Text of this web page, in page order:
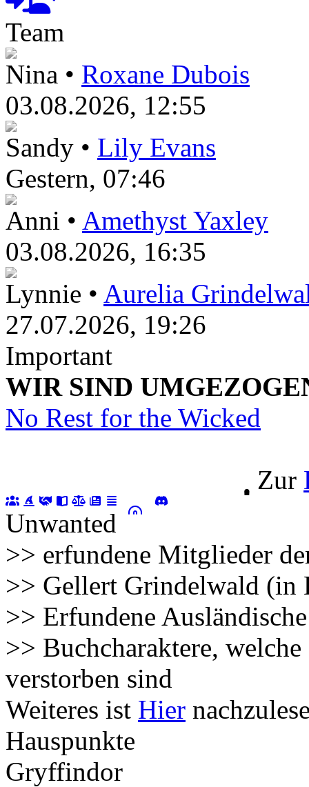
Team
Nina • Roxane Dubois
03.08.2026, 12:55
Sandy • Lily Evans
Gestern, 07:46
Anni • Amethyst Yaxley
03.08.2026, 16:35
Lynnie • Aurelia
27.07.2026, 19:26
Important
WIR SIND
No Rest for the Wicked
Zur
Unwanted
>> erfundene Mitglieder
>> Gellert Grindelwald (in
>> Erfundene
>> Buchcharaktere,
verstorben sind
Weiteres ist Hier
Hauspunkte
Gryffindor